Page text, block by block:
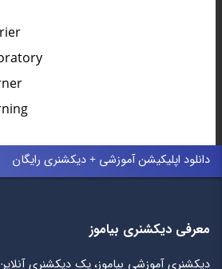
دانلود اپلیکیشن آموزشی + دیکشنری رایگان
معرفی دیکشنری بیاموز
دیکشنری آموزشی بیاموز، یک دیکشنری